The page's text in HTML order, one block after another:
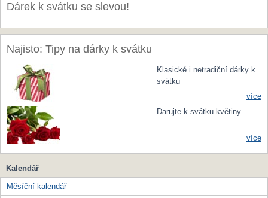
Dárek k svátku se slevou!
Najisto: Tipy na dárky k svátku
Klasické i netradiční dárky k
svátku
více
Darujte k svátku květiny
více
Kalendář
Měsíční kalendář